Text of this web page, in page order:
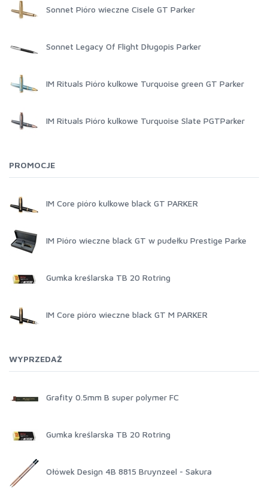
Sonnet Pióro wieczne Cisele GT Parker
Sonnet Legacy Of Flight Długopis Parker
IM Rituals Pióro kulkowe Turquoise green GT Parker
IM Rituals Pióro kulkowe Turquoise Slate PGTParker
PROMOCJE
IM Core pióro kulkowe black GT PARKER
IM Pióro wieczne black GT w pudełku Prestige Parke
Gumka kreślarska TB 20 Rotring
IM Core pióro wieczne black GT M PARKER
WYPRZEDAŻ
Grafity 0.5mm B super polymer FC
Gumka kreślarska TB 20 Rotring
Ołówek Design 4B 8815 Bruynzeel - Sakura